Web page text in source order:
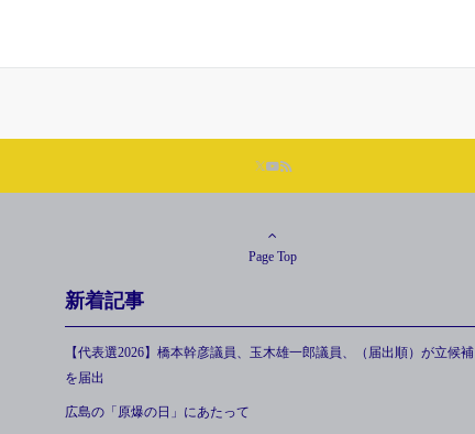
Page Top
新着記事
【代表選2026】橋本幹彦議員、玉木雄一郎議員、（届出順）が立候補
を届出
広島の「原爆の日」にあたって